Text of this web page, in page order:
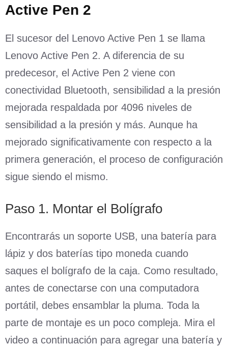
Active Pen 2
El sucesor del Lenovo Active Pen 1 se llama
Lenovo Active Pen 2. A diferencia de su
predecesor, el Active Pen 2 viene con
conectividad Bluetooth, sensibilidad a la presión
mejorada respaldada por 4096 niveles de
sensibilidad a la presión y más. Aunque ha
mejorado significativamente con respecto a la
primera generación, el proceso de configuración
sigue siendo el mismo.
Paso 1. Montar el Bolígrafo
Encontrarás un soporte USB, una batería para
lápiz y dos baterías tipo moneda cuando
saques el bolígrafo de la caja. Como resultado,
antes de conectarse con una computadora
portátil, debes ensamblar la pluma. Toda la
parte de montaje es un poco compleja. Mira el
video a continuación para agregar una batería y